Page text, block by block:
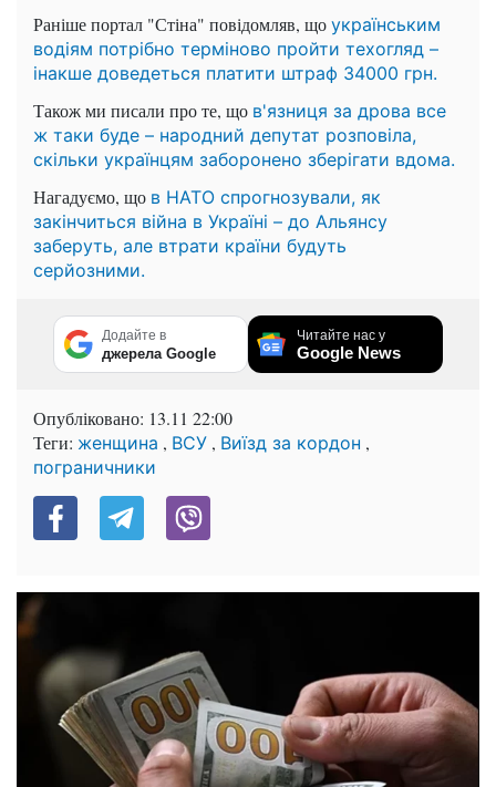
Раніше портал "Стіна" повідомляв, що українським
водіям потрібно терміново пройти техогляд –
інакше доведеться платити штраф 34000 грн.
Також ми писали про те, що в'язниця за дрова все
ж таки буде – народний депутат розповіла,
скільки українцям заборонено зберігати вдома.
Нагадуємо, що в НАТО спрогнозували, як
закінчиться війна в Україні – до Альянсу
заберуть, але втрати країни будуть
серйозними.
Додайте в
джерела Google
Читайте нас у
Google News
Опубліковано: 13.11 22:00
Теги: женщина , ВСУ , Виїзд за кордон ,
пограничники